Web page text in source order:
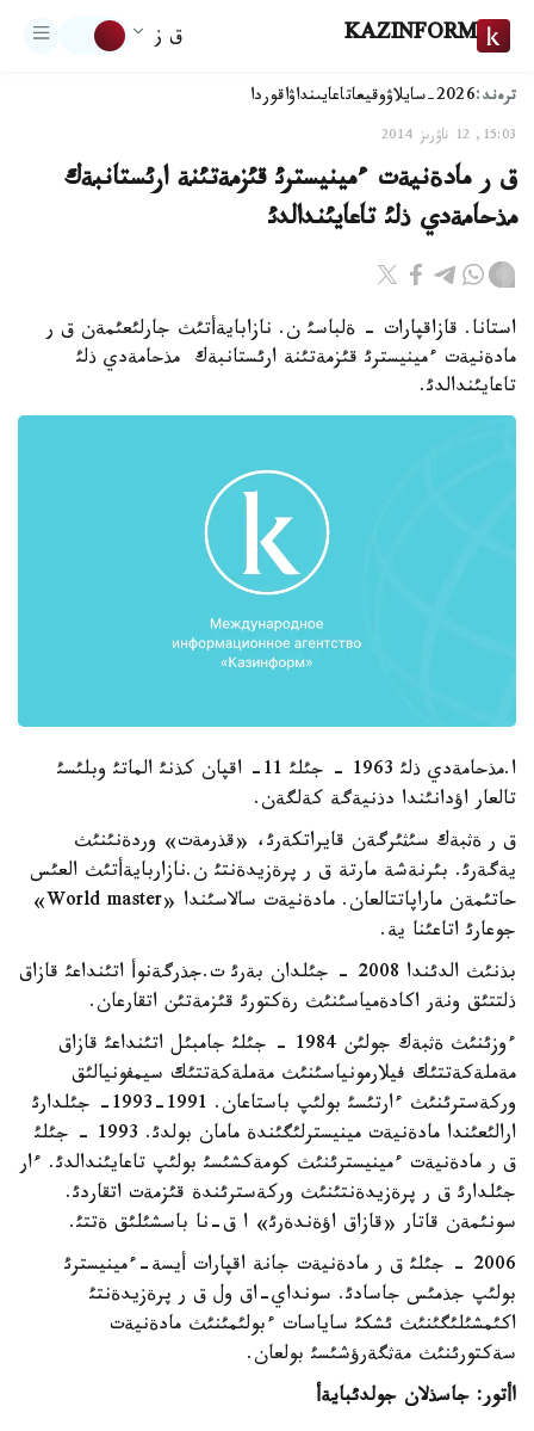
KAZINFORM ق ز
ترەند:2026-سايلاۋ وقيعاتاعايىنداۋاقوردا
15:03, 12 ناۋرىز 2014
ق ر مادةنيةت ءمينيسترئ قئزمةتئنة ارئستانبةك
مذحامةدي ذلئ تاعايئندالدئ
استانا. قازاقپارات - ةلباسئ ن. نازابايةأتئث جارلئعئمةن ق ر
مادةنيةت ءمينيسترئ قئزمةتئنة ارئستانبةك مذحامةدي ذلئ
تاعايئندالدئ.
ا.مذحامةدي ذلئ 1963 - جئلئ 11- اقپان كذنئ الماتئ وبلئسئ
تالعار اؤدانئندا دذنيةگة كةلگةن.
ق ر ةثبةك سئثئرگةن قايراتكةرئ، «قذرمةت» وردةنئنئث
يةگةرئ. بئرنةشة مارتة ق ر پرةزيدةنتئ ن.نازاربايةأتئث العئس
حاتئمةن ماراپاتتالعان. مادةنيةت سالاسئندا «World master»
جوعارئ اتاعئنا ية.
بذنئث الدئندا 2008 - جئلدان بةرئ ت.جذرگةنوأ اتئنداعئ قازاق
ذلتتئق ونةر اكادةمياسئنئث رةكتورئ قئزمةتئن اتقارعان.
ءوزئنئث ةثبةك جولئن 1984 - جئلئ جامبئل اتئنداعئ قازاق
مةملةكةتتئك فيلارمونياسئنئث مةملةكةتتئك سيمفونيالئق
وركةسترئنئث ءارتئسئ بولئپ باستاعان. 1991-1993- جئلدارئ
ارالئعئندا مادةنيةت مينيسترلئگئندة مامان بولدئ. 1993 - جئلئ
ق ر مادةنيةت ءمينيسترئنئث كومةكشئسئ بولئپ تاعايئندالدئ. ءار
جئلدارئ ق ر پرةزيدةنتئنئث وركةسترئندة قئزمةت اتقاردئ.
سونئمةن قاتار «قازاق اؤةندةرئ» ا ق-نا باسشئلئق ةتتئ.
2006 - جئلئ ق ر مادةنيةت جانة اقپارات أيسة-ءمينيسترئ
بولئپ جذمئس جاسادئ. سونداي-اق ول ق ر پرةزيدةنتئ
اكئمشئلئگئنئث ئشكئ ساياسات ءبولئمئنئث مادةنيةت
سةكتورئنئث مةثگةرؤشئسئ بولعان.
اأتور: جاسذلان جولدئبايةأ